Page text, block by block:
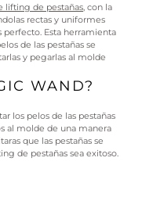
lifting de pestañas , con la
rectas y uniformes
perfecto. Esta herramienta
de las pestañas se
y pegarlas al molde
WAND?
los pelos de las pestañas
al molde de una manera
que las pestañas se
de pestañas sea exitoso.